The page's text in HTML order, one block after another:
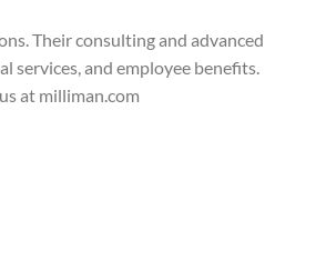
Their consulting and advanced
services, and employee benefits.
at milliman.com.